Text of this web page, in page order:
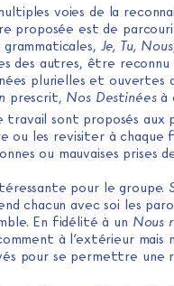
voies de la
proposée est de
grammaticales, Je, Tu, Nous
des autres, être
plurielles et ouvertes
prescrit, Nos Destinéesà
travail sont proposés aux
ou les revisiter à chaque
ou mauvaises prises
pour le groupe.
chacun avec soi les
En fidélité à un Nous
à l’extérieur mais
pour se permettre une